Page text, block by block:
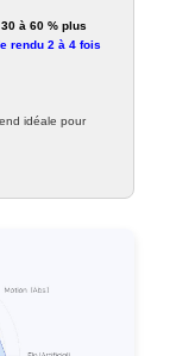
à 60 % plus
rendu 2 à 4 fois
idéale pour